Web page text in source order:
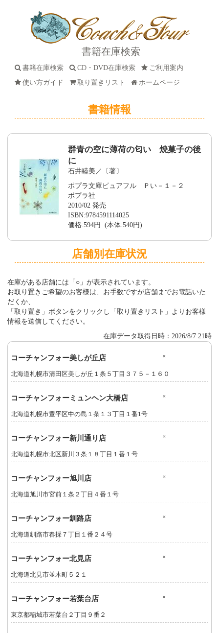
書籍在庫検索
書籍在庫検索 CD・DVD在庫検索
ご利用案内
使い方ガイド
取り置きリスト ホームページ
書籍情報
群青の空に薄荷の匂い 焼菓子の後
に
石井睦美／〔著〕
ポプラ文庫ピュアフル Ｐい－１－２
ポプラ社
2010/02 発売
ISBN:9784591114025
価格:594円 (本体:540円)
店舗別在庫状況
在庫がある店舗には「○」が表示されています。
お取り置きご希望のお客様は、お手数ですが店舗までお電話いた
だくか、
「取り置き」ボタンをクリックし「取り置きリスト」よりお客様
情報を送信してください。
在庫データ取得日時：2026/8/7 21時
コーチャンフォー美しが丘店 ×
北海道札幌市清田区美しが丘１条５丁目３７５－１６０
コーチャンフォーミュンヘン大橋店 ×
北海道札幌市豊平区中の島１条１３丁目１番1号
コーチャンフォー新川通り店 ×
北海道札幌市北区新川３条１８丁目１番１号
コーチャンフォー旭川店 ×
北海道旭川市宮前１条２丁目４番１号
コーチャンフォー釧路店 ×
北海道釧路市春採７丁目１番２４号
コーチャンフォー北見店 ×
北海道北見市並木町５２１
コーチャンフォー若葉台店 ×
東京都稲城市若葉台２丁目９番２